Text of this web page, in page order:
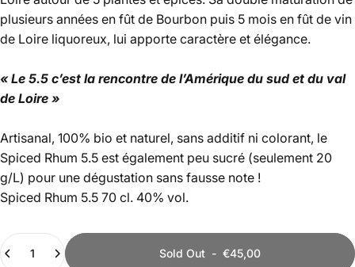
plusieurs années en fût de Bourbon puis 5 mois en fût de vin
de Loire liquoreux, lui apporte caractère et élégance.
« Le 5.5 c’est la rencontre de l’Amérique du sud et du val
de Loire »
Artisanal, 100% bio et naturel, sans additif ni colorant, le
Spiced Rhum 5.5 est également peu sucré (seulement 20
g/L) pour une dégustation sans fausse note !
Spiced Rhum 5.5 70 cl. 40% vol.
Quantity
Sold Out - €45,00